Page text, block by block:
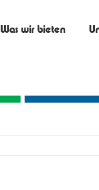
Was wir bieten